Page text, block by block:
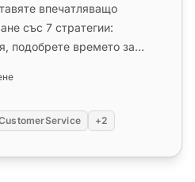
впечатляващо
със 7 стратегии:
подобрете времето за
+2